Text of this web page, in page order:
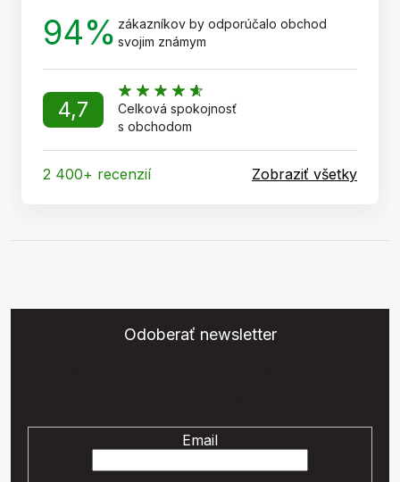
94% zákazníkov by odporúčalo obchod
svojim známym
4,7
Celková spokojnosť
s obchodom
2 400+ recenzií Zobraziť všetky
Odoberať newsletter
Email